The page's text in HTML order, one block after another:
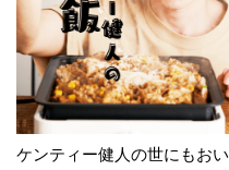
ケンティー健人の世にもおい